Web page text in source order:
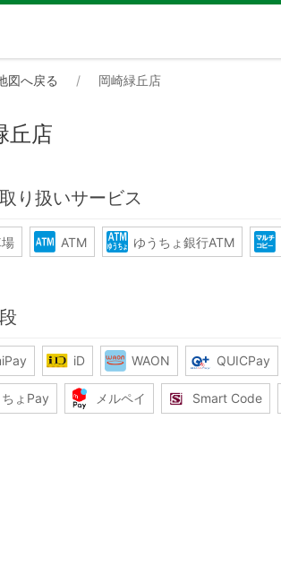
図へ戻る 岡崎緑丘店
丘店
り扱いサービス
ATM ゆうちょ銀行ATM
iD WAON QUICPay
ょPay メルペイ Smart Code